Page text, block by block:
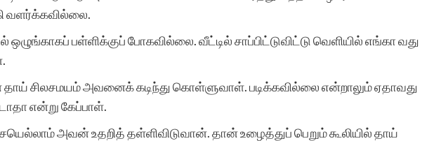
பள்ளிக்குப் போகவில்லை. வீட்டில் சாப்பிட்டுவிட்டு வெளியில் எங்கா வது
சிலசமயம் அவனைக் கடிந்து கொள்ளுவாள். படிக்கவில்லை என்றாலும் ஏதாவது
என்று கேப்பாள்.
அவன் உதறித் தள்ளிவிடுவான். தான் உழைத்துப் பெறும் கூலியில் தாய்
“சிறுகதைகள்.காம்” ஒரு
அன்பிற்கும்,
அங்கீகாரத்திற்கும்,